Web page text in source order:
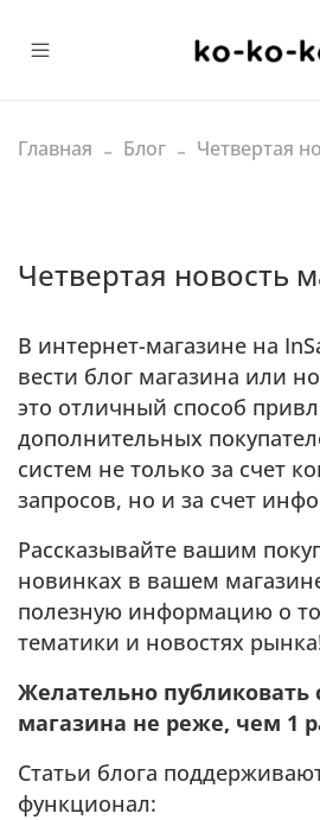
Главная Блог Четвертая
Четвертая новость
В интернет-магазине на
вести блог магазина или
это отличный способ
дополнительных
систем не только за счет
запросов, но и за счет
Рассказывайте вашим
новинках в вашем
полезную информацию о
тематики и новостях
Желательно публиковать
магазина не реже, чем 1
Статьи блога
функционал: